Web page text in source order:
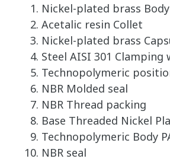
Nickel-plated brass Body
Acetalic resin Collet
Nickel-plated brass
Steel AISI 301 Clamping
Technopolymeric
NBR Molded seal
NBR Thread packing
Base Threaded Nickel
Technopolymeric Body
NBR seal